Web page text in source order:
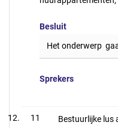
Besluit
Het onderwerp
Sprekers
11
Bestuurlijke lus